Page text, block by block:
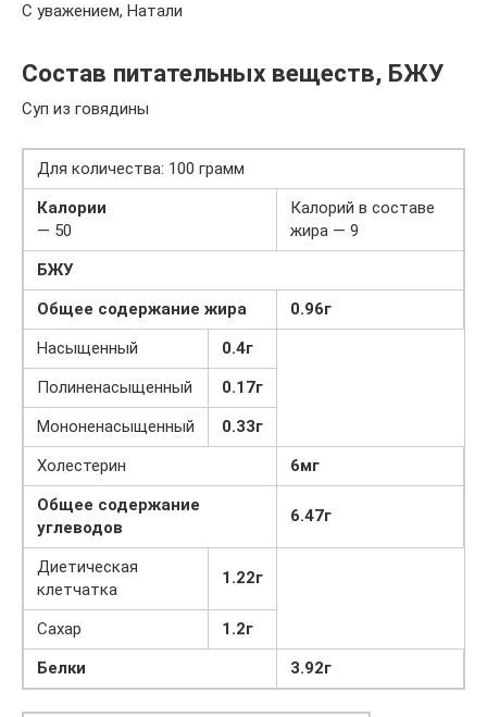
С уважением, Натали
Состав питательных веществ, БЖУ
Суп из говядины
Для количества: 100 грамм
Калории
— 50
Калорий в составе
жира — 9
БЖУ
Общее содержание жира
0.96г
Насыщенный
0.4г
Полиненасыщенный
0.17г
Мононенасыщенный
0.33г
Холестерин
6мг
Общее содержание
углеводов
6.47г
Диетическая
клетчатка
1.22г
Сахар
1.2г
Белки
3.92г